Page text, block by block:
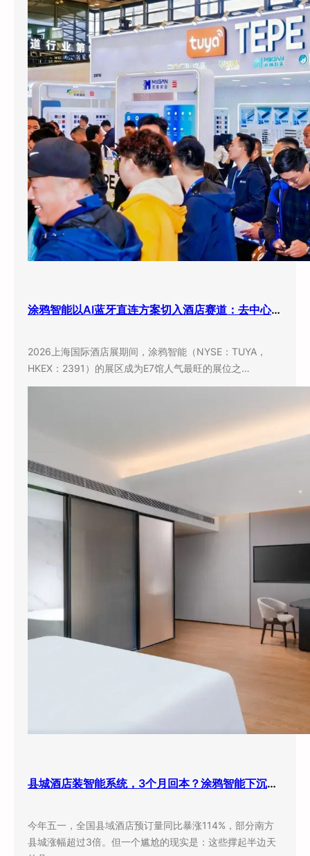
涂鸦智能以AI蓝牙直连方案切入酒店赛道：去中心化架构破解智能化改造三大痛点
2026上海国际酒店展期间，涂鸦智能（NYSE：TUYA，
HKEX：2391）的展区成为E7馆人气最旺的展位之…
县城酒店装智能系统，3个月回本？涂鸦智能下沉市场打法曝光
今年五一，全国县域酒店预订量同比暴涨114%，部分南方
县城涨幅超过3倍。但一个尴尬的现实是：这些撑起半边天